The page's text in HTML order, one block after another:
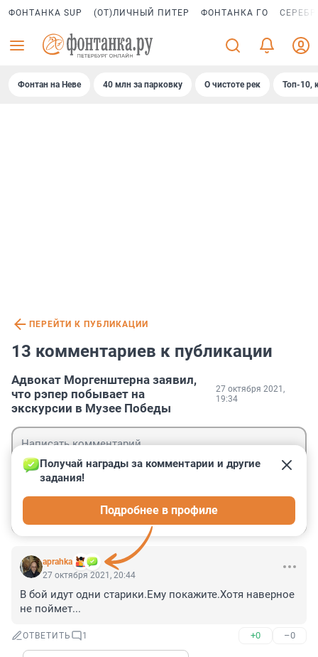
ФОНТАНКА SUP (ОТ)ЛИЧНЫЙ ПИТЕР ФОНТАНКА ГО
Фонтан на Неве 40 млн за парковку О чистоте рек Топ-10,
ПЕРЕЙТИ К ПУБЛИКАЦИИ
13 комментариев к публикации
Адвокат Моргенштерна заявил,
что рэпер побывает на
экскурсии в Музее Победы
27 октября 2021,
19:34
aprahka
Получай награды за комментарии и другие
задания!
Подробнее в профиле
27 октября 2021, 20:44
В бой идут одни старики.Ему покажите.Хотя наверное
не поймет...
ОТВЕТИТЬ 1 +0 –0